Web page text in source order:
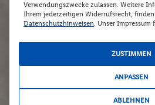
Verwendungszwecke zulassen. Weitere
Ihrem jederzeitigen Widerrufsrecht, finden
Datenschutzhinweisen. Unser Impressum
ZUSTIMMEN
ANPASSEN
ABLEHNEN